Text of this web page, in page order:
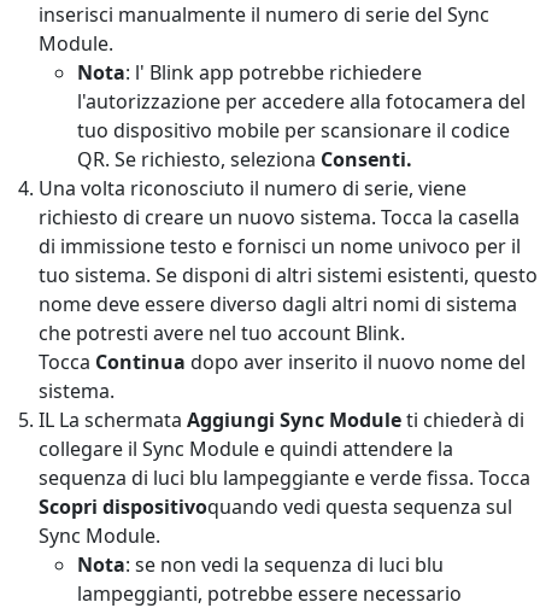
inserisci manualmente il numero di serie del Sync
Module.
Nota: l' Blink app potrebbe richiedere
l'autorizzazione per accedere alla fotocamera del
tuo dispositivo mobile per scansionare il codice
QR. Se richiesto, seleziona Consenti.
Una volta riconosciuto il numero di serie, viene
richiesto di creare un nuovo sistema. Tocca la casella
di immissione testo e fornisci un nome univoco per il
tuo sistema. Se disponi di altri sistemi esistenti, questo
nome deve essere diverso dagli altri nomi di sistema
che potresti avere nel tuo account Blink.
Tocca Continua dopo aver inserito il nuovo nome del
sistema.
IL La schermata Aggiungi Sync Moduleti chiederà di
collegare il Sync Module e quindi attendere la
sequenza di luci blu lampeggiante e verde fissa. Tocca
Scopri dispositivoquando vedi questa sequenza sul
Sync Module.
Nota: se non vedi la sequenza di luci blu
lampeggianti, potrebbe essere necessario